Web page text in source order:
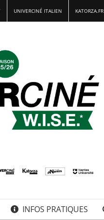
UNIVERCINÉ ITALIEN KATORZA.FR
INFOS PRATIQUES